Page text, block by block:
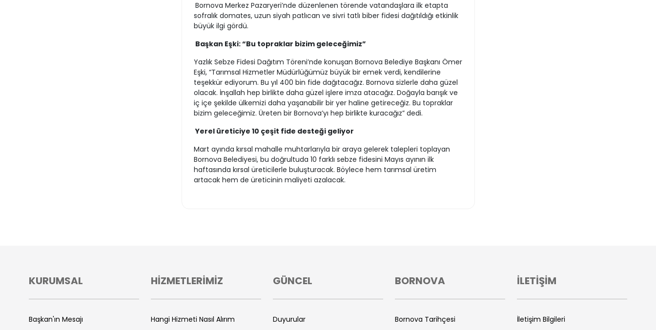
Bornova Merkez Pazaryeri’nde düzenlenen törende vatandaşlara ilk etapta
sofralık domates, uzun siyah patlıcan ve sivri tatlı biber fidesi dağıtıldığı etkinlik
büyük ilgi gördü.
Başkan Eşki: “Bu topraklar bizim geleceğimiz”
Yazlık Sebze Fidesi Dağıtım Töreni’nde konuşan Bornova Belediye Başkanı Ömer
Eşki, “Tarımsal Hizmetler Müdürlüğümüz büyük bir emek verdi, kendilerine
teşekkür ediyorum. Bu yıl 400 bin fide dağıtacağız. Bornova sizlerle daha güzel
olacak. İnşallah hep birlikte daha güzel işlere imza atacağız. Doğayla barışık ve
iç içe şekilde ülkemizi daha yaşanabilir bir yer haline getireceğiz. Bu topraklar
bizim geleceğimiz. Üreten bir Bornova’yı hep birlikte kuracağız” dedi.
Yerel üreticiye 10 çeşit fide desteği geliyor
Mart ayında kırsal mahalle muhtarlarıyla bir araya gelerek talepleri toplayan
Bornova Belediyesi, bu doğrultuda 10 farklı sebze fidesini Mayıs ayının ilk
haftasında kırsal üreticilerle buluşturacak. Böylece hem tarımsal üretim
artacak hem de üreticinin maliyeti azalacak.
KURUMSAL
Başkan'ın Mesajı
HİZMETLERİMİZ
Hangi Hizmeti Nasıl Alırım
GÜNCEL
Duyurular
BORNOVA
Bornova Tarihçesi
İLETİŞİM
İletişim Bilgileri